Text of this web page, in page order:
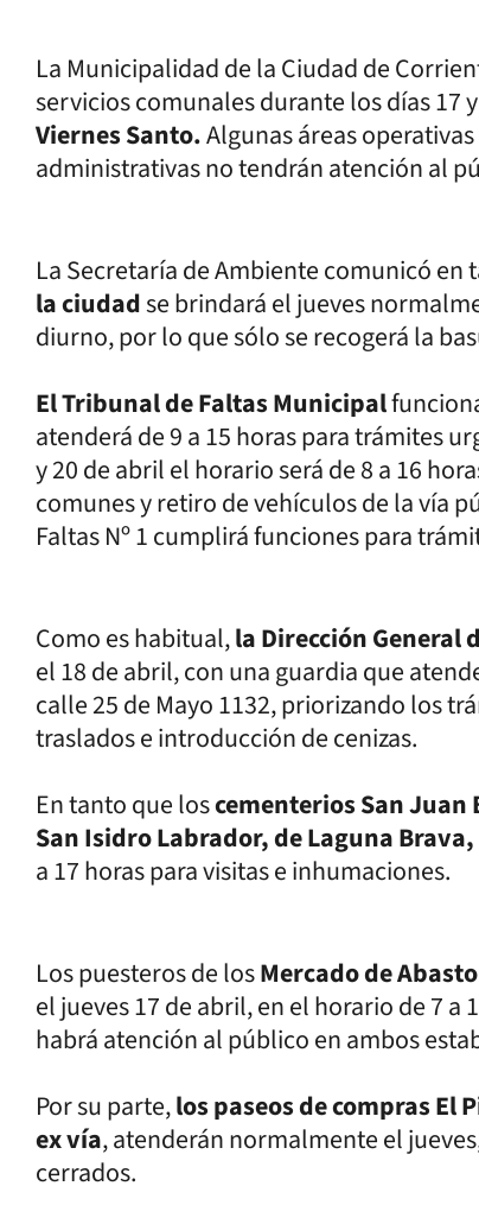
La Municipalidad de la Ciudad de
servicios comunales durante los días 17
Viernes Santo.Algunas áreas
administrativas no tendrán atención al
La Secretaría de Ambiente comunicó en
la ciudadse brindará el jueves
diurno, por lo que sólo se recogerá la
El Tribunal de Faltas Municipal
atenderá de 9 a 15 horas para trámites
y 20 de abril el horario será de 8 a 16
comunes y retiro de vehículos de la vía
Faltas Nº 1 cumplirá funciones para
Como es habitual,la Dirección General
el 18 de abril, con una guardia que
calle 25 de Mayo 1132, priorizando los
traslados e introducción de cenizas.
En tanto que loscementerios San
San Isidro Labrador, de Laguna Brava,
a 17 horas para visitas e inhumaciones.
Los puesteros de losMercado de
el jueves 17 de abril, en el horario de 7
habrá atención al público en ambos
Por su parte,los paseos de compras El
ex vía, atenderán normalmente el
cerrados.